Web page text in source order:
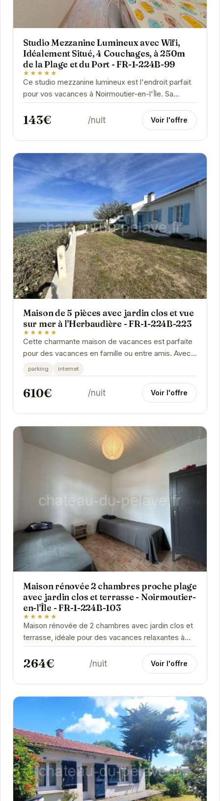
Studio Mezzanine Lumineux avec Wifi,
Idéalement Situé, 4 Couchages, à 250m
de la Plage et du Port - FR-1-224B-99
★★★★★
Ce studio mezzanine lumineux est l'endroit parfait
pour vos vacances à Noirmoutier-en-l'Île. Sa
proximité avec la plage et le port vous permettra...
143€ /nuit Voir l'offre
Maison de 5 pièces avec jardin clos et vue
sur mer à l'Herbaudière - FR-1-224B-223
★★★★★
Cette charmante maison de vacances est parfaite
pour des vacances en famille ou entre amis. Avec
son jardin clos, les enfants pourront jouer en
toute...
parking internet
610€ /nuit Voir l'offre
Maison rénovée 2 chambres proche plage
avec jardin clos et terrasse - Noirmoutier-
en-l'Île - FR-1-224B-103
★★★★★
Maison rénovée de 2 chambres avec jardin clos et
terrasse, idéale pour des vacances relaxantes à
Noirmoutier-en-l'Île. Proche de la plage et des...
264€ /nuit Voir l'offre